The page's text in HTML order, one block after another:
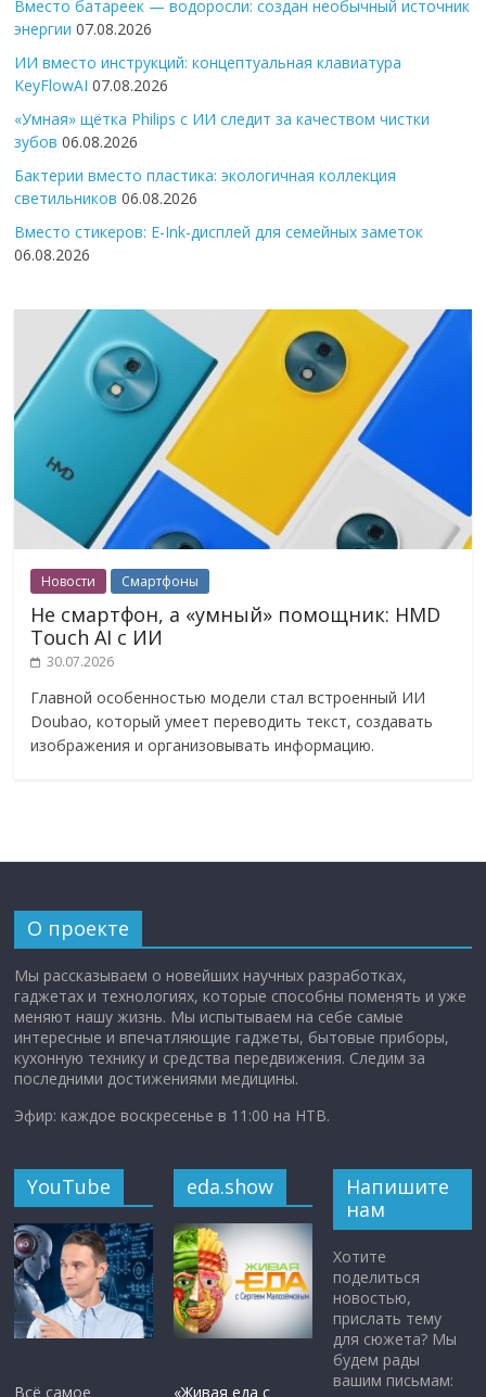
Вместо батареек — водоросли: создан необычный источник
энергии 07.08.2026
ИИ вместо инструкций: концептуальная клавиатура
KeyFlowAI 07.08.2026
«Умная» щётка Philips с ИИ следит за качеством чистки
зубов 06.08.2026
Бактерии вместо пластика: экологичная коллекция
светильников 06.08.2026
Вместо стикеров: E-Ink-дисплей для семейных заметок
06.08.2026
Новости Смартфоны
Не смартфон, а «умный» помощник: HMD
Touch AI с ИИ
30.07.2026
Главной особенностью модели стал встроенный ИИ
Doubao, который умеет переводить текст, создавать
изображения и организовывать информацию.
О проекте
Мы рассказываем о новейших научных разработках,
гаджетах и технологиях, которые способны поменять и уже
меняют нашу жизнь. Мы испытываем на себе самые
интересные и впечатляющие гаджеты, бытовые приборы,
кухонную технику и средства передвижения. Следим за
последними достижениями медицины.
Эфир: каждое воскресенье в 11:00 на НТВ.
YouTube
Всё самое
eda.show
«Живая еда с
Напишите
нам
Хотите
поделиться
новостью,
прислать тему
для сюжета? Мы
будем рады
вашим письмам: